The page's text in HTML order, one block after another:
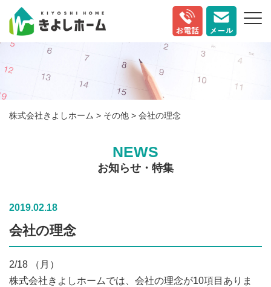
株式会社きよしホーム > その他 > 会社の理念
NEWS
お知らせ・特集
2019.02.18
会社の理念
2/18 （月）
株式会社きよしホームでは、会社の理念が10項目ありま